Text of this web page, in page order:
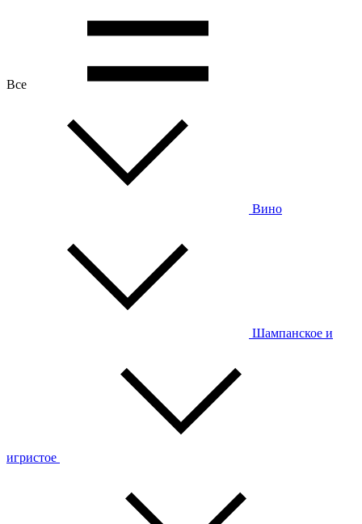
Все
Вино
Шампанское и
игристое